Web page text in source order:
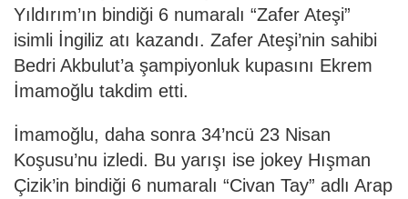
Yıldırım’ın bindiği 6 numaralı “Zafer Ateşi”
isimli İngiliz atı kazandı. Zafer Ateşi’nin sahibi
Bedri Akbulut’a şampiyonluk kupasını Ekrem
İmamoğlu takdim etti.
İmamoğlu, daha sonra 34’ncü 23 Nisan
Koşusu’nu izledi. Bu yarışı ise jokey Hışman
Çizik’in bindiği 6 numaralı “Civan Tay” adlı Arap